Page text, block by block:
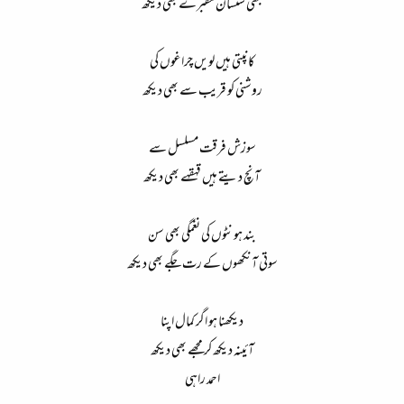
کبھی سنسان مقبرے بھی دیکھ
کانپتی ہیں لویں چراغوں کی
روشنی کو قریب سے بھی دیکھ
سوزش فرقت مسلسل سے
آنچ دیتے ہیں قہقہے بھی دیکھ
بند ہونٹوں کی نغمگی بھی سن
سوتی آنکھوں کے رت جگے بھی دیکھ
دیکھنا ہو اگر کمال اپنا
آئینہ دیکھ کر مجھے بھی دیکھ
احمد راہی​